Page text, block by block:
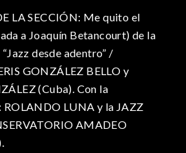
LA SECCIÓN: Me quito el
a Joaquín Betancourt) de la
desde adentro” /
GONZÁLEZ BELLO y
(Cuba). Con la
LUNA y la JAZZ
AMADEO